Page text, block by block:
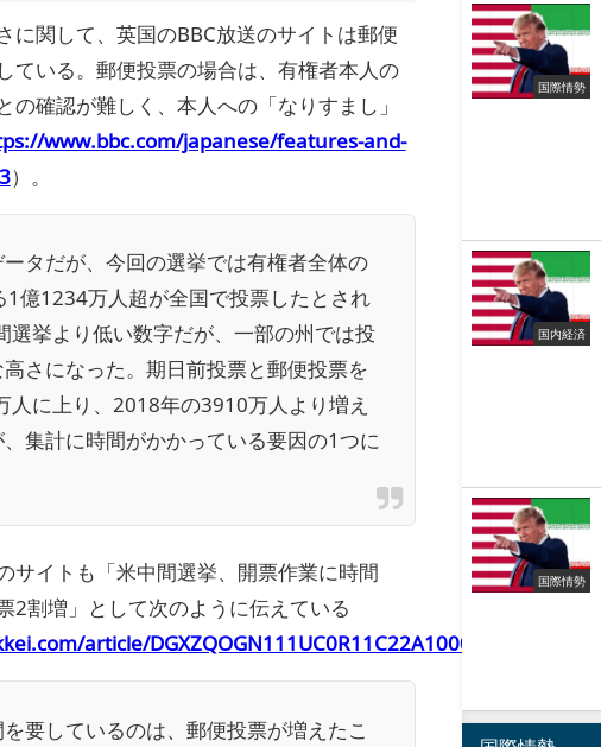
に関して、英国のBBC放送のサイトは郵便
ている。郵便投票の場合は、有権者本人の
の確認が難しく、本人への「なりすまし」
www.bbc.com/japanese/features-and-
）。
タだが、今回の選挙では有権者全体の
1億1234万人超が全国で投票したとされ
選挙より低い数字だが、一部の州では投
さになった。期日前投票と郵便投票を
人に上り、2018年の3910万人より増え
集計に時間がかかっている要因の1つに
サイトも「米中間選挙、開票作業に時間
2割増」として次のように伝えている
article/DGXZQOGN111UC0R11C22A1000000/
要しているのは、郵便投票が増えたこ
国際情勢
国内経済
国際情勢